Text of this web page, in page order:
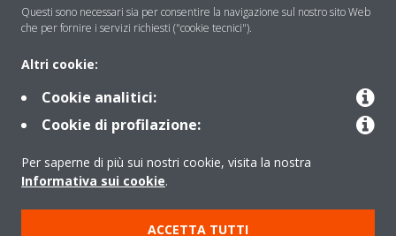
Periodo di supporto definito
Gruppo Daikin Europe
Copyright © Daikin
Questi sono necessari sia per consentire la navigazione sul nostro sito Web
che per fornire i servizi richiesti ("cookie tecnici").
Altri cookie:
Cookie analitici:
Cookie di profilazione:
Per saperne di più sui nostri cookie, visita la nostra
Informativa sui cookie.
ACCETTA TUTTI